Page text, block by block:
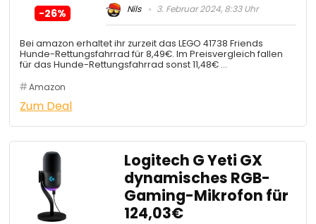
-26% Nils 3. Februar 2024, 8:33 Uhr
Bei amazon erhaltet ihr zurzeit das LEGO 41738 Friends
Hunde-Rettungsfahrrad für 8,49€. Im Preisvergleich fallen
für das Hunde-Rettungsfahrrad sonst 11,48€ …
Amazon
Zum Deal
Logitech G Yeti GX
dynamisches RGB-
Gaming-Mikrofon für
124,03€